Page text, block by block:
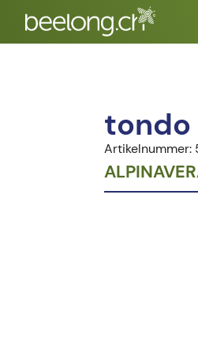
tondo
Artikelnummer: